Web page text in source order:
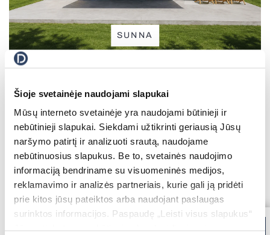
Šioje svetainėje naudojami slapukai
Mūsų interneto svetainėje yra naudojami būtinieji ir
nebūtinieji slapukai. Siekdami užtikrinti geriausią Jūsų
naršymo patirtį ir analizuoti srautą, naudojame
nebūtinuosius slapukus. Be to, svetainės naudojimo
informaciją bendriname su visuomeninės medijos,
reklamavimo ir analizės partneriais, kurie gali ją pridėti
prie kitos jūsų pateiktos arba naudojant paslaugas
surinktos informacijos. Paspaudę „Leisti visus slapukus“
Visi roletai
Vertikalios žaliuzės SUNNA